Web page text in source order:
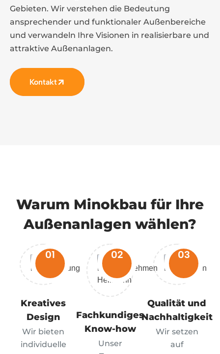
Gebieten. Wir verstehen die Bedeutung
ansprechender und funktionaler Außenbereiche
und verwandeln Ihre Visionen in realisierbare und
attraktive Außenanlagen.
Kontakt
Warum Minokbau für Ihre
Außenanlagen wählen?
01
Kreatives
Design
Wir bieten
individuelle
02
Fachkundiges
Know-how
Unser
03
Qualität und
Nachhaltigkeit
Wir setzen
auf